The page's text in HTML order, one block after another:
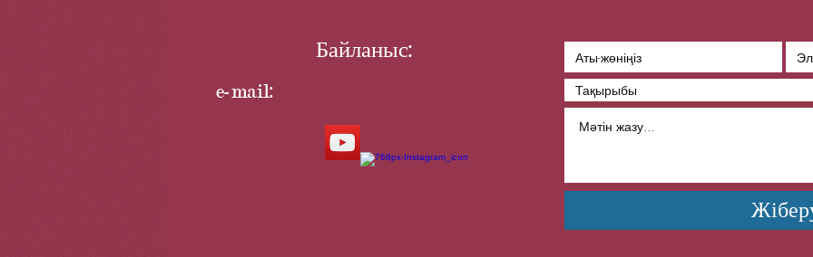
Байланыс:
e-mail: